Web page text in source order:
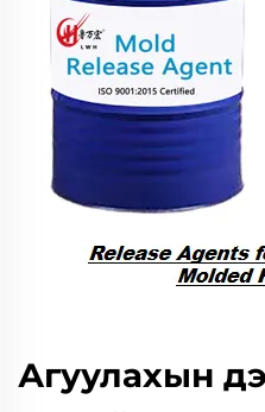
Агуулахын